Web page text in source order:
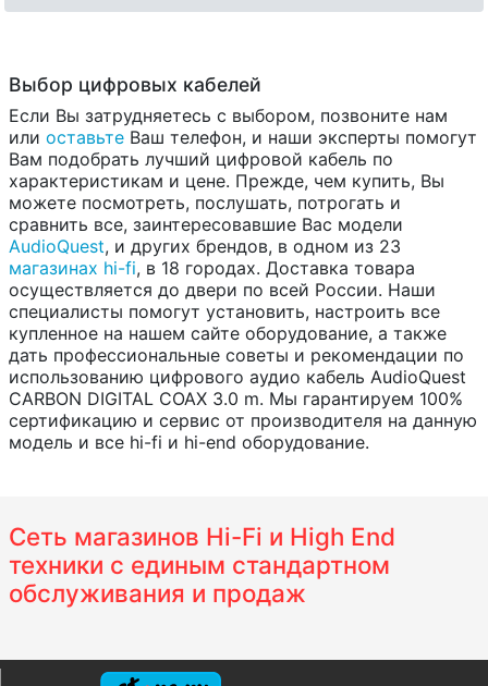
Выбор цифровых кабелей
Если Вы затрудняетесь с выбором, позвоните нам
или оставьте Ваш телефон, и наши эксперты помогут
Вам подобрать лучший цифровой кабель по
характеристикам и цене. Прежде, чем купить, Вы
можете посмотреть, послушать, потрогать и
сравнить все, заинтересовавшие Вас модели
AudioQuest, и других брендов, в одном из 23
магазинах hi-fi, в 18 городах. Доставка товара
осуществляется до двери по всей России. Наши
специалисты помогут установить, настроить все
купленное на нашем сайте оборудование, а также
дать профессиональные советы и рекомендации по
использованию цифрового аудио кабель AudioQuest
CARBON DIGITAL COAX 3.0 m. Мы гарантируем 100%
сертификацию и сервис от производителя на данную
модель и все hi-fi и hi-end оборудование.
Сеть магазинов Hi-Fi и High End
техники с единым стандартном
обслуживания и продаж